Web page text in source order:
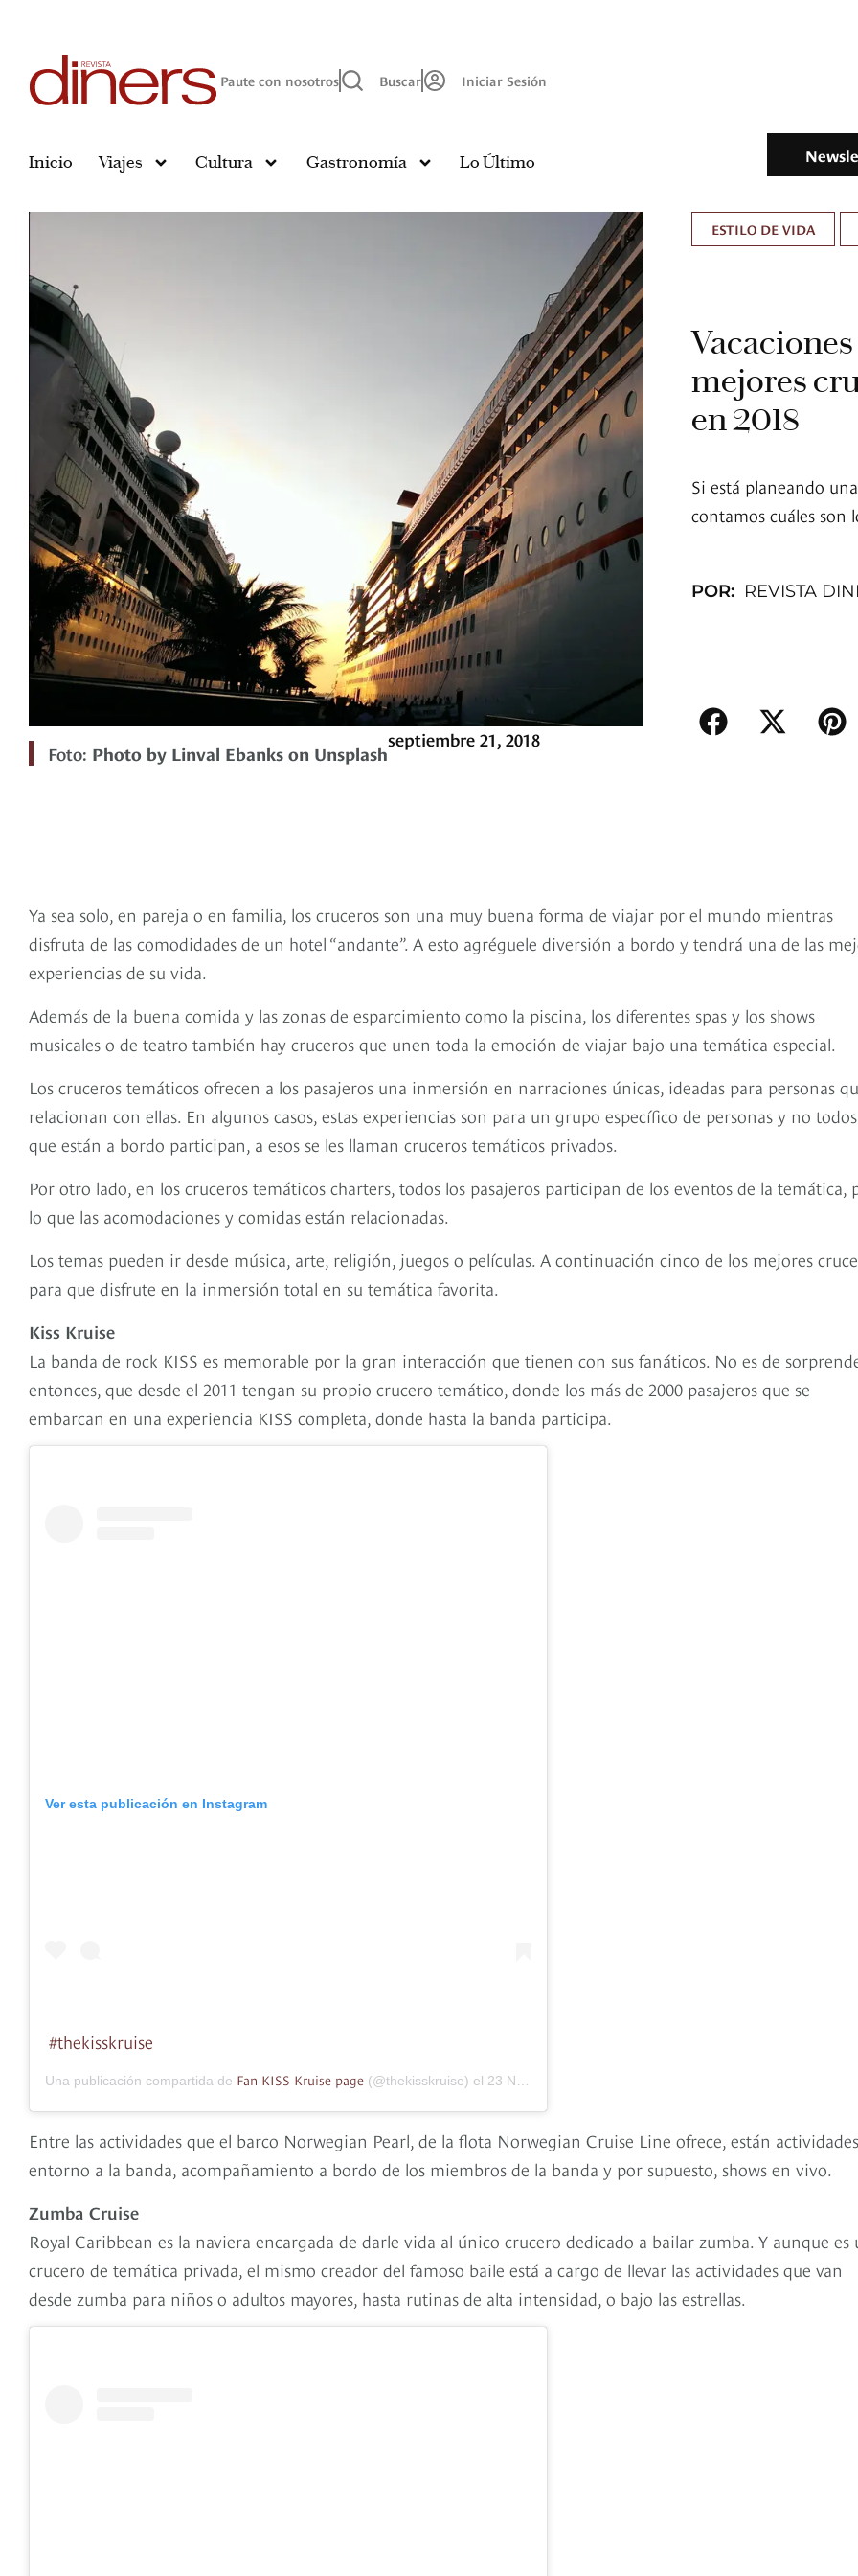
Paute con nosotros Buscar Iniciar Sesión
Inicio Viajes Cultura Gastronomía Lo Último
Foto: Photo by Linval Ebanks on Unsplash
septiembre 21, 2018
ESTILO DE VIDA
mejores
en 2018
Si está planeando
contamos cuáles son
POR: REVISTA
Ya sea solo, en pareja o en familia, los cruceros son una muy buena forma de viajar por el mundo mientras
disfruta de las comodidades de un hotel “andante”. A esto agréguele diversión a bordo y tendrá una de las
experiencias de su vida.
Además de la buena comida y las zonas de esparcimiento como la piscina, los diferentes spas y los shows
musicales o de teatro también hay cruceros que unen toda la emoción de viajar bajo una temática especial.
Los cruceros temáticos ofrecen a los pasajeros una inmersión en narraciones únicas, ideadas para personas
relacionan con ellas. En algunos casos, estas experiencias son para un grupo específico de personas y no
que están a bordo participan, a esos se les llaman cruceros temáticos privados.
Por otro lado, en los cruceros temáticos charters, todos los pasajeros participan de los eventos de la temática,
lo que las acomodaciones y comidas están relacionadas.
Los temas pueden ir desde música, arte, religión, juegos o películas. A continuación cinco de los mejores
para que disfrute en la inmersión total en su temática favorita.
Kiss Kruise
La banda de rock KISS es memorable por la gran interacción que tienen con sus fanáticos. No es de
entonces, que desde el 2011 tengan su propio crucero temático, donde los más de 2000 pasajeros que se
embarcan en una experiencia KISS completa, donde hasta la banda participa.
Ver esta publicación en Instagram
#thekisskruise
Una publicación compartida de Fan KISS Kruise page (@thekisskruise) el 23 Nov, 2014 a las 2:55 PST
Entre las actividades que el barco Norwegian Pearl, de la flota Norwegian Cruise Line ofrece, están actividades
entorno a la banda, acompañamiento a bordo de los miembros de la banda y por supuesto, shows en vivo.
Zumba Cruise
Royal Caribbean es la naviera encargada de darle vida al único crucero dedicado a bailar zumba. Y aunque es
crucero de temática privada, el mismo creador del famoso baile está a cargo de llevar las actividades que van
desde zumba para niños o adultos mayores, hasta rutinas de alta intensidad, o bajo las estrellas.